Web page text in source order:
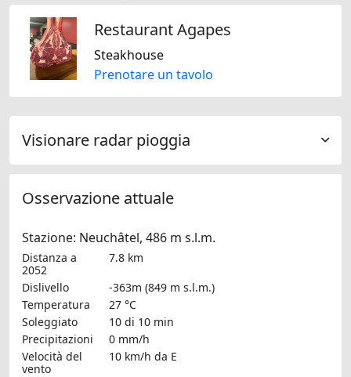
Restaurant Agapes
Steakhouse
Prenotare un tavolo
Visionare radar pioggia
Osservazione attuale
Stazione: Neuchâtel, 486 m s.l.m.
Distanza a
2052
7.8 km
Dislivello
-363m (849 m s.l.m.)
Temperatura
27 °C
Soleggiato
10 di 10 min
Precipitazioni
0 mm/h
Velocità del
vento
10 km/h da E